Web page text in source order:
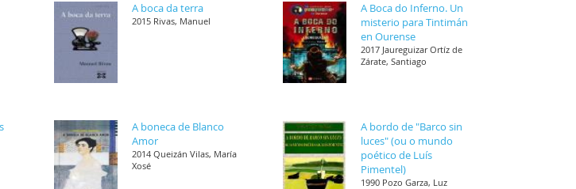
A boca da terra
2015 Rivas, Manuel
A Boca do Inferno. Un
misterio para Tintimán
en Ourense
2017 Jaureguizar Ortíz de
Zárate, Santiago
A boneca de Blanco
Amor
2014 Queizán Vilas, María
Xosé
A bordo de "Barco sin
luces" (ou o mundo
poético de Luís
Pimentel)
1990 Pozo Garza, Luz